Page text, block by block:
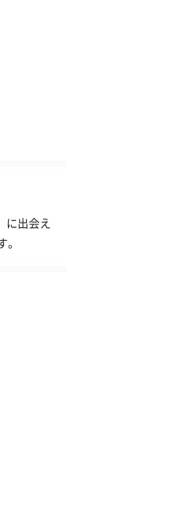
に出会え